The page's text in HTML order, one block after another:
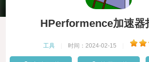
HPerformence加速器
工具 时间：2024-02-15